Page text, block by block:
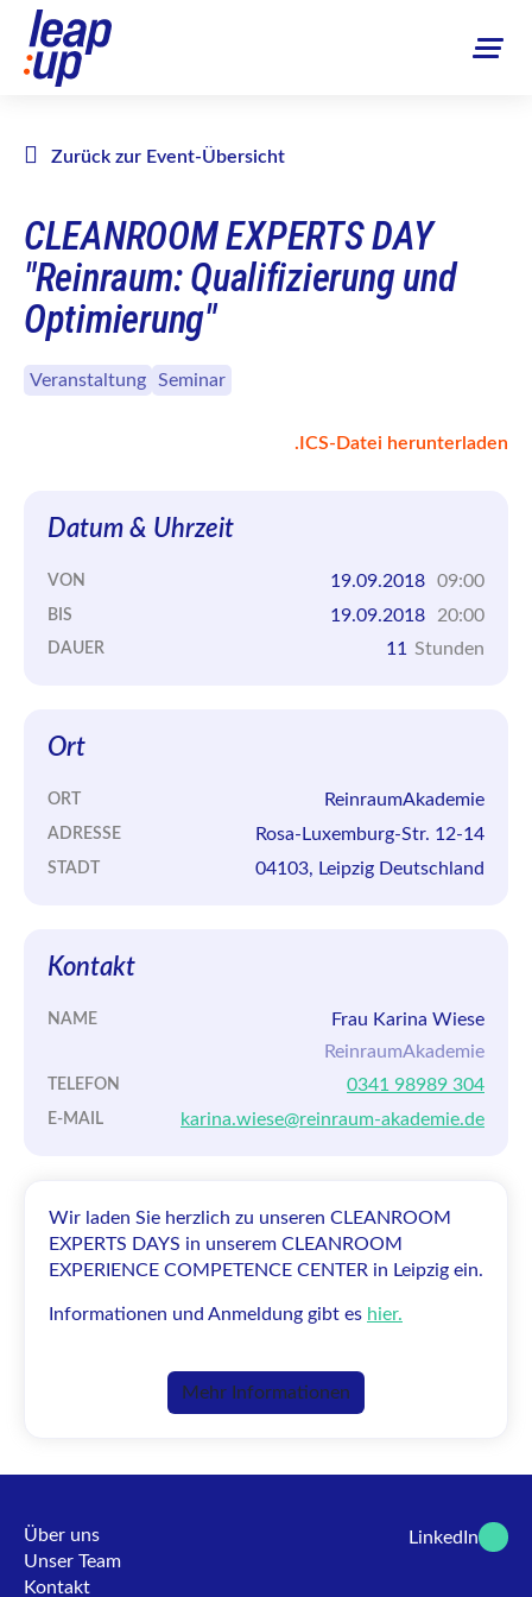
Zurück zur Event-Übersicht
CLEANROOM EXPERTS DAY
"Reinraum: Qualifizierung und
Optimierung"
Veranstaltung Seminar
.ICS-Datei herunterladen
Datum & Uhrzeit
VON 19.09.2018 09:00
BIS 19.09.2018 20:00
DAUER 11 Stunden
Ort
ORT ReinraumAkademie
ADRESSE Rosa-Luxemburg-Str. 12-14
STADT 04103, Leipzig Deutschland
Kontakt
NAME
Frau Karina Wiese
ReinraumAkademie
TELEFON 0341 98989 304
E-MAIL karina.wiese@reinraum-akademie.de
Wir laden Sie herzlich zu unseren CLEANROOM
EXPERTS DAYS in unserem CLEANROOM
EXPERIENCE COMPETENCE CENTER in Leipzig ein.
Informationen und Anmeldung gibt es hier.
Mehr Informationen
Über uns
Unser Team
Kontakt
LinkedIn